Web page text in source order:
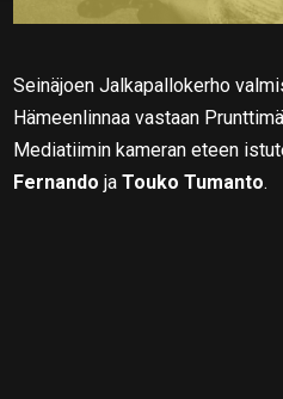
Seinäjoen Jalkapallokerho
Hämeenlinnaa vastaan
Mediatiimin kameran eteen
Fernando jaTouko Tumanto.